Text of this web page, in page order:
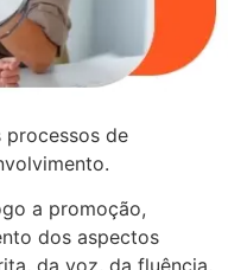
processos de
a promoção,
dos aspectos